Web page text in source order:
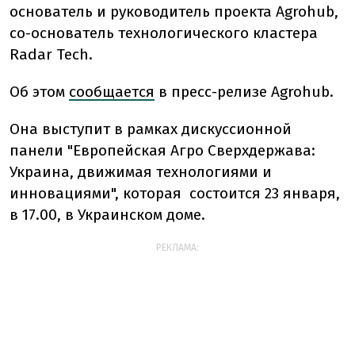
основатель и руководитель проекта Agrohub,
со-основатель технологического кластера
Radar Tech.
Об этом сообщается в пресс-релизе Agrohub.
Она выступит в рамках дискуссионной
панели "Европейская Агро Сверхдержава:
Украина, движимая технологиями и
инновациями", которая состоится 23 января,
в 17.00, в Украинском доме.
РЕКЛАМА: